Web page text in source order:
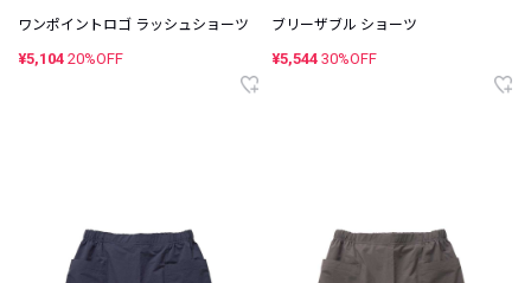
ワンポイントロゴ ラッシュショーツ
¥5,104 20%OFF
ブリーザブル ショーツ
¥5,544 30%OFF